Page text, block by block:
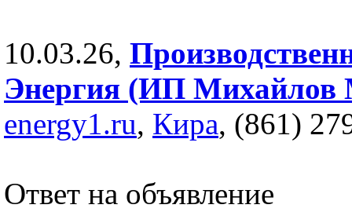
10.03.26,
Энергия (ИП
energy1.ru, Кира, (861)
Ответ на объявление